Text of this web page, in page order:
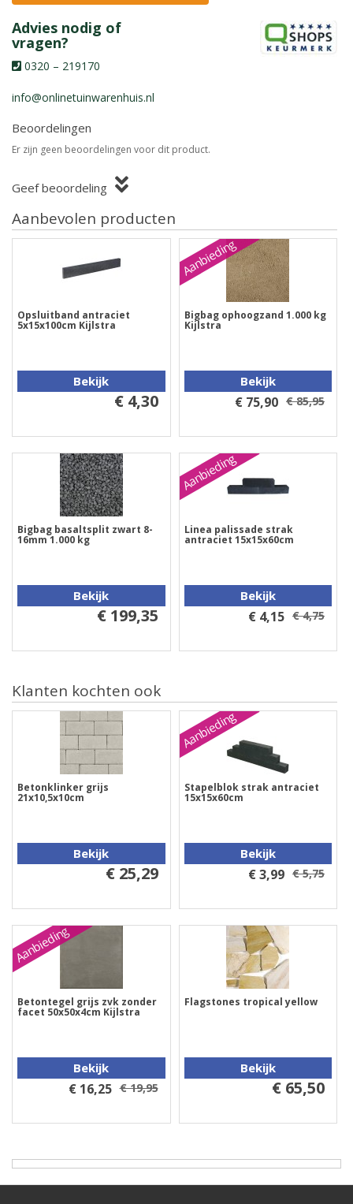
Advies nodig of
vragen?
0320 – 219170
info@onlinetuinwarenhuis.nl
Beoordelingen
Er zijn geen beoordelingen voor dit product.
Geef beoordeling
Aanbevolen producten
Opsluitband antraciet
5x15x100cm Kijlstra
Bekijk
€ 4,30
Aanbieding
Bigbag ophoogzand 1.000 kg
Kijlstra
Bekijk
€ 75,90 € 85,95
Bigbag basaltsplit zwart 8-
16mm 1.000 kg
Bekijk
€ 199,35
Aanbieding
Linea palissade strak
antraciet 15x15x60cm
Bekijk
€ 4,15 € 4,75
Klanten kochten ook
Betonklinker grijs
21x10,5x10cm
Bekijk
€ 25,29
Aanbieding
Stapelblok strak antraciet
15x15x60cm
Bekijk
€ 3,99 € 5,75
Aanbieding
Betontegel grijs zvk zonder
facet 50x50x4cm Kijlstra
Bekijk
€ 16,25 € 19,95
Flagstones tropical yellow
Bekijk
€ 65,50